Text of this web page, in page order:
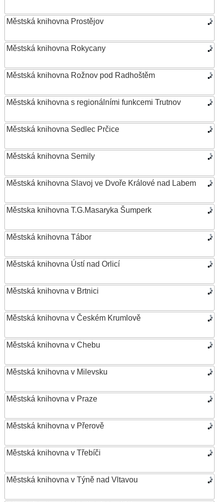
Městská knihovna Prostějov
Městská knihovna Rokycany
Městská knihovna Rožnov pod Radhoštěm
Městská knihovna s regionálními funkcemi Trutnov
Městská knihovna Sedlec Prčice
Městská knihovna Semily
Městská knihovna Slavoj ve Dvoře Králové nad Labem
Městska knihovna T.G.Masaryka Šumperk
Městská knihovna Tábor
Městská knihovna Ústí nad Orlicí
Městská knihovna v Brtnici
Městská knihovna v Českém Krumlově
Městská knihovna v Chebu
Městská knihovna v Milevsku
Městská knihovna v Praze
Městská knihovna v Přerově
Městská knihovna v Třebíči
Městská knihovna v Týně nad Vltavou